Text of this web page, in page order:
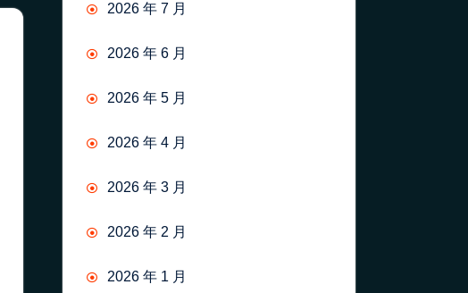
2026 年 7 月
2026 年 6 月
2026 年 5 月
2026 年 4 月
2026 年 3 月
2026 年 2 月
2026 年 1 月